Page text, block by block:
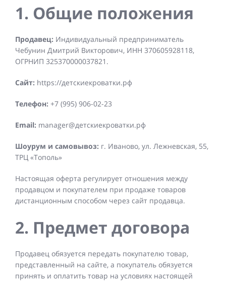
1. Общие положения
Продавец: Индивидуальный предприниматель
Чебунин Дмитрий Викторович, ИНН 370605928118,
ОГРНИП 325370000037821.
Сайт: https://детскиекроватки.рф
Телефон: +7 (995) 906-02-23
Email: manager@детскиекроватки.рф
Шоурум и самовывоз: г. Иваново, ул. Лежневская, 55,
ТРЦ «Тополь»
Настоящая оферта регулирует отношения между
продавцом и покупателем при продаже товаров
дистанционным способом через сайт продавца.
2. Предмет договора
Продавец обязуется передать покупателю товар,
представленный на сайте, а покупатель обязуется
принять и оплатить товар на условиях настоящей